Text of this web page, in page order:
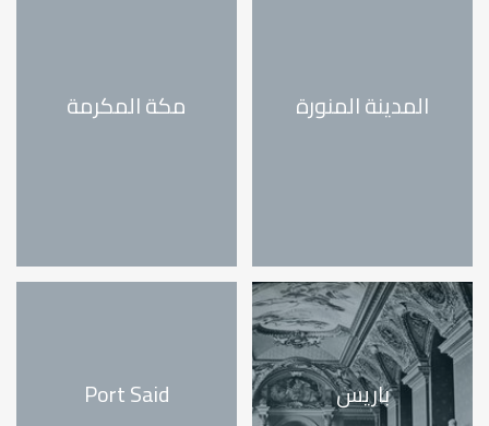
المدينة المنورة مكة المكرمة
باريس Port Said